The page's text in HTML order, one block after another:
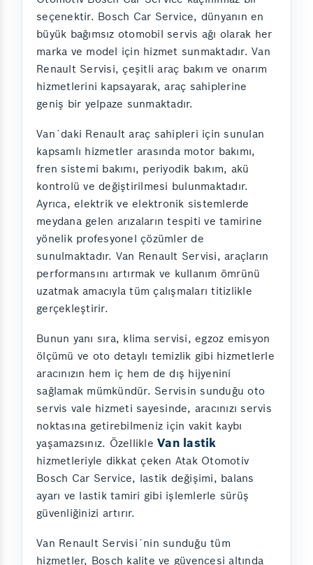
seçenektir. Bosch Car Service, dünyanın en
büyük bağımsız otomobil servis ağı olarak her
marka ve model için hizmet sunmaktadır. Van
Renault Servisi, çeşitli araç bakım ve onarım
hizmetlerini kapsayarak, araç sahiplerine
geniş bir yelpaze sunmaktadır.
Van´daki Renault araç sahipleri için sunulan
kapsamlı hizmetler arasında motor bakımı,
fren sistemi bakımı, periyodik bakım, akü
kontrolü ve değiştirilmesi bulunmaktadır.
Ayrıca, elektrik ve elektronik sistemlerde
meydana gelen arızaların tespiti ve tamirine
yönelik profesyonel çözümler de
sunulmaktadır. Van Renault Servisi, araçların
performansını artırmak ve kullanım ömrünü
uzatmak amacıyla tüm çalışmaları titizlikle
gerçekleştirir.
Bunun yanı sıra, klima servisi, egzoz emisyon
ölçümü ve oto detaylı temizlik gibi hizmetlerle
aracınızın hem iç hem de dış hijyenini
sağlamak mümkündür. Servisin sunduğu oto
servis vale hizmeti sayesinde, aracınızı servis
noktasına getirebilmeniz için vakit kaybı
yaşamazsınız. Özellikle Van lastik
hizmetleriyle dikkat çeken Atak Otomotiv
Bosch Car Service, lastik değişimi, balans
ayarı ve lastik tamiri gibi işlemlerle sürüş
güvenliğinizi artırır.
Van Renault Servisi´nin sunduğu tüm
hizmetler, Bosch kalite ve güvencesi altında